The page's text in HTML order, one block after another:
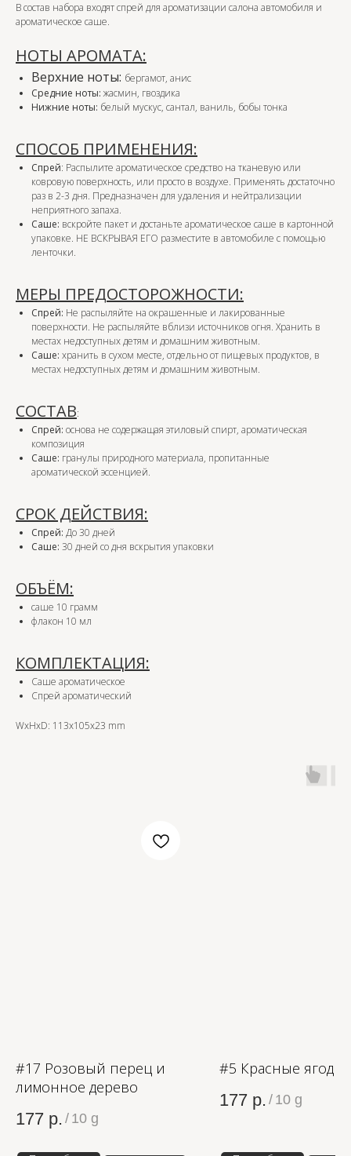
В состав набора входят спрей для ароматизации салона автомобиля и
ароматическое саше.
НОТЫ АРОМАТА:
Верхние ноты: бергамот, анис
Средние ноты: жасмин, гвоздика
Нижние ноты: белый мускус, сантал, ваниль, бобы тонка
СПОСОБ ПРИМЕНЕНИЯ:
Спрей: Распылите ароматическое средство на тканевую или
ковровую поверхность, или просто в воздухе. Применять достаточно
раз в 2-3 дня. Предназначен для удаления и нейтрализации
неприятного запаха.
Саше: вскройте пакет и достаньте ароматическое саше в картонной
упаковке. НЕ ВСКРЫВАЯ ЕГО разместите в автомобиле с помощью
ленточки.
МЕРЫ ПРЕДОСТОРОЖНОСТИ:
Спрей: Не распыляйте на окрашенные и лакированные
поверхности. Не распыляйте вблизи источников огня. Хранить в
местах недоступных детям и домашним животным.
Саше: хранить в сухом месте, отдельно от пищевых продуктов, в
местах недоступных детям и домашним животным.
СОСТАВ:
Спрей: основа не содержащая этиловый спирт, ароматическая
композиция
Саше: гранулы природного материала, пропитанные
ароматической эссенцией.
СРОК ДЕЙСТВИЯ:
Спрей: До 30 дней
Саше: 30 дней со дня вскрытия упаковки
ОБЪЁМ:
саше 10 грамм
флакон 10 мл
КОМПЛЕКТАЦИЯ:
Саше ароматическое
Спрей ароматический
WxHxD: 113x105x23 mm
#17 Розовый перец и
лимонное дерево
177 р. / 10 g
#5 Красные ягоды
177 р. / 10 g
КАТЕГОРИИ